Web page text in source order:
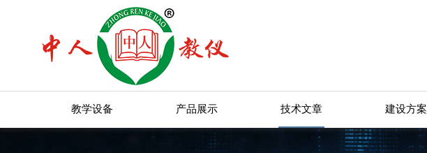
教学设备 产品展示 技术文章 建设方案